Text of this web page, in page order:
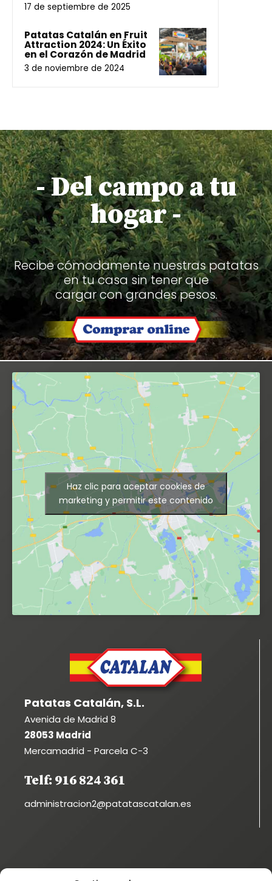
17 de septiembre de 2025
Patatas Catalán en Fruit
Attraction 2024: Un Éxito
en el Corazón de Madrid
3 de noviembre de 2024
- Del campo a tu
hogar -
Recibe cómodamente nuestras patatas
en tu casa sin tener que
cargar con grandes pesos.
Haz clic para aceptar cookies de
marketing y permitir este contenido
Patatas Catalán, S.L.
Avenida de Madrid 8
28053 Madrid
Mercamadrid - Parcela C-3
Telf: 916 824 361
administracion2@patatascatalan.es
Instagram